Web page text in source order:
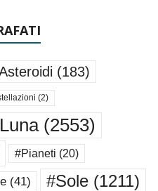
(183)
(2)
(2553)
#Pianeti (20)
(41) #Sole (1211)